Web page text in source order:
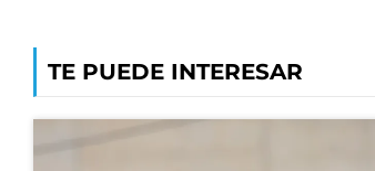
TE PUEDE INTERESAR